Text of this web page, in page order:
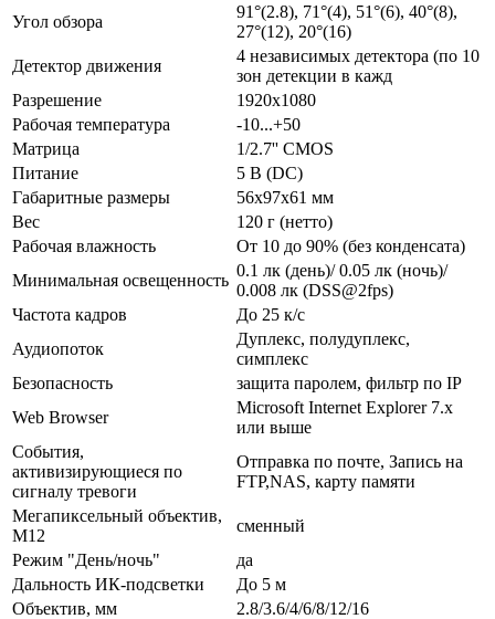
Угол обзора
91°(2.8), 71°(4), 51°(6), 40°(8),
27°(12), 20°(16)
Детектор движения
4 независимых детектора (по 10
зон детекции в кажд
Разрешение
1920x1080
Рабочая температура
-10...+50
Матрица
1/2.7'' CMOS
Питание
5 В (DC)
Габаритные размеры
56х97х61 мм
Вес
120 г (нетто)
Рабочая влажность
От 10 до 90% (без конденсата)
Минимальная освещенность
0.1 лк (день)/ 0.05 лк (ночь)/
0.008 лк (DSS@2fps)
Частота кадров
До 25 к/с
Аудиопоток
Дуплекс, полудуплекс,
симплекс
Безопасность
защита паролем, фильтр по IP
Web Browser
Microsoft Internet Explorer 7.x
или выше
События,
активизирующиеся по
сигналу тревоги
Отправка по почте, Запись на
FTP,NAS, карту памяти
Мегапиксельный объектив,
М12
сменный
Режим "День/ночь"
да
Дальность ИК-подсветки
До 5 м
Объектив, мм
2.8/3.6/4/6/8/12/16